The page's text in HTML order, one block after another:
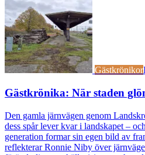
Gästkrönikor
Gästkrönika: När staden
Den gamla järnvägen genom
dess spår lever kvar i landskapet –
generation formar sin egen bild av
reflekterar Ronnie Niby över